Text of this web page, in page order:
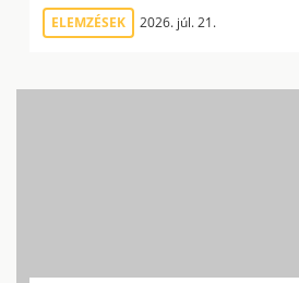
ELEMZÉSEK 2026. júl. 21.